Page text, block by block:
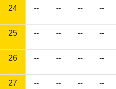
24 -- -- -- --
25 -- -- -- --
26 -- -- -- --
27 -- -- -- --